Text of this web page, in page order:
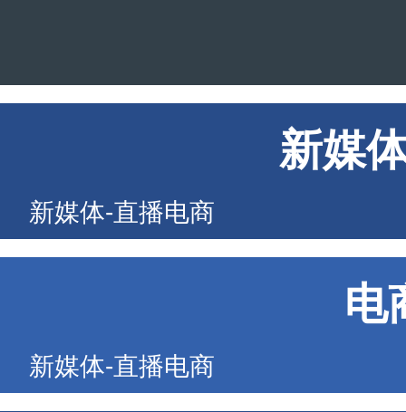
新媒
新媒体-直播电商
电
新媒体-直播电商